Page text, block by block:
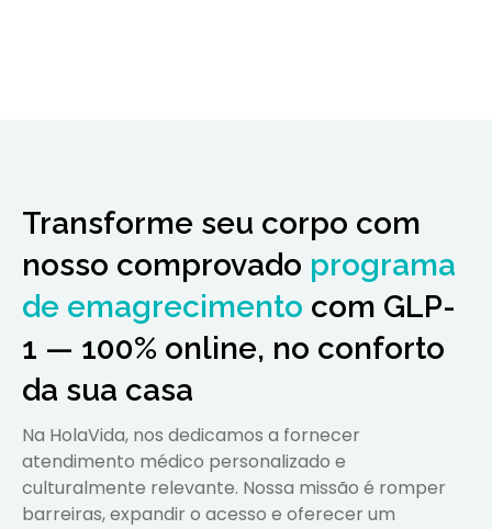
Transforme seu corpo com
nosso comprovado programa
de emagrecimento com GLP-
1 — 100% online, no conforto
da sua casa
Na HolaVida, nos dedicamos a fornecer
atendimento médico personalizado e
culturalmente relevante. Nossa missão é romper
barreiras, expandir o acesso e oferecer um